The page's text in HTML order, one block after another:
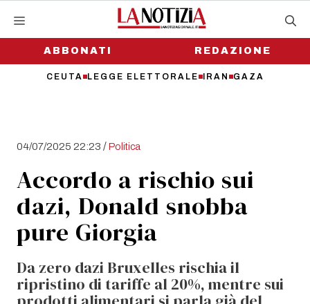
contenutoABBONATI
CEUTA LEGGE ELETTORALE IRAN GAZA
REDAZIONE
04/07/2025 22:23 /Politica
Accordo a rischio sui
dazi, Donald snobba
pure Giorgia
Da zero dazi Bruxelles rischia il
ripristino di tariffe al 20%, mentre sui